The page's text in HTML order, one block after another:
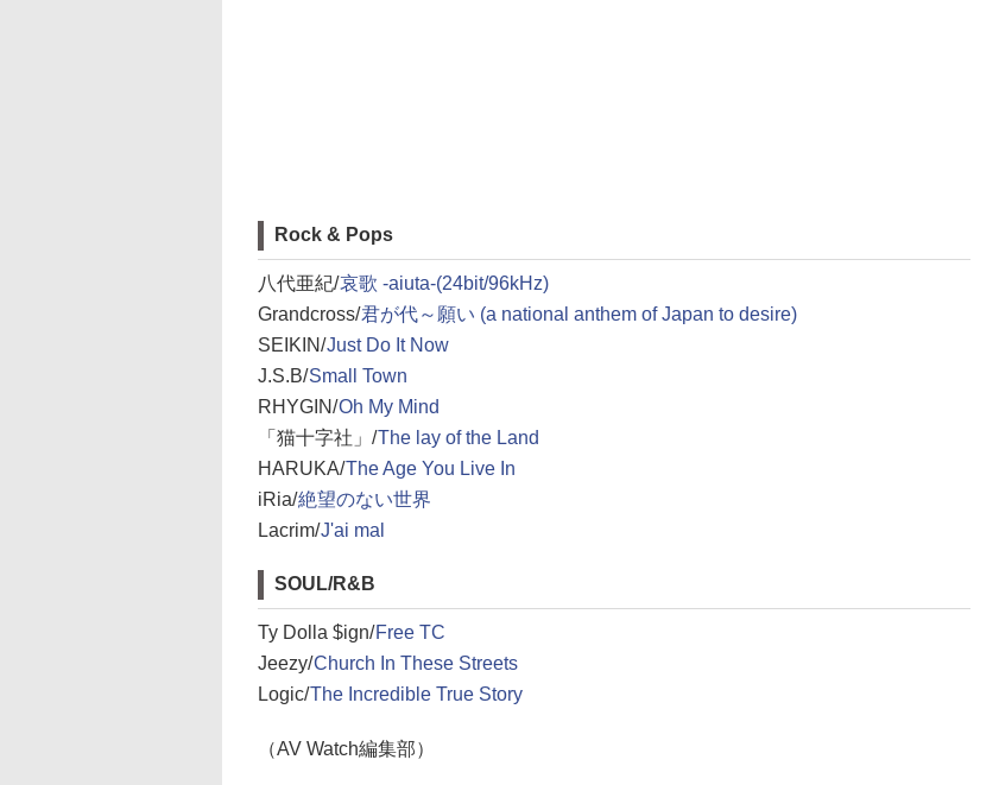
Rock & Pops
八代亜紀/哀歌 -aiuta-(24bit/96kHz)
Grandcross/君が代～願い (a national anthem of Japan to desire)
SEIKIN/Just Do It Now
J.S.B/Small Town
RHYGIN/Oh My Mind
「猫十字社」/The lay of the Land
HARUKA/The Age You Live In
iRia/絶望のない世界
Lacrim/J'ai mal
SOUL/R&B
Ty Dolla $ign/Free TC
Jeezy/Church In These Streets
Logic/The Incredible True Story
（AV Watch編集部）